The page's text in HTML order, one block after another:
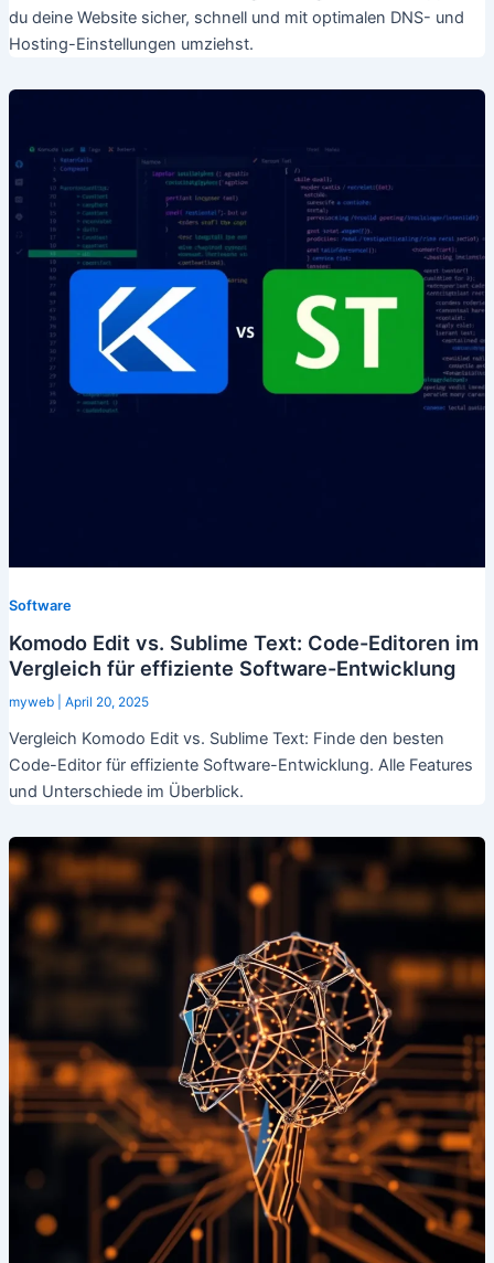
du deine Website sicher, schnell und mit optimalen DNS- und
Hosting-Einstellungen umziehst.
Software
Komodo Edit vs. Sublime Text: Code-Editoren im
Vergleich für effiziente Software-Entwicklung
myweb April 20, 2025
Vergleich Komodo Edit vs. Sublime Text: Finde den besten
Code-Editor für effiziente Software-Entwicklung. Alle Features
und Unterschiede im Überblick.